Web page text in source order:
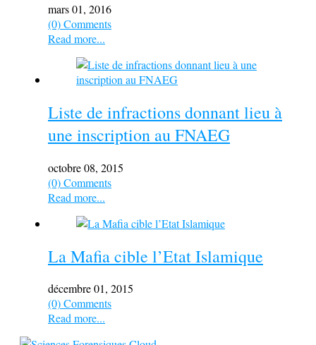
mars 01, 2016
(0) Comments
Read more...
Liste de infractions donnant lieu à
une inscription au FNAEG
octobre 08, 2015
(0) Comments
Read more...
La Mafia cible l’Etat Islamique
décembre 01, 2015
(0) Comments
Read more...